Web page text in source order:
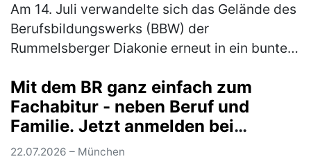
Am 14. Juli verwandelte sich das Gelände des
Berufsbildungswerks (BBW) der
Rummelsberger Diakonie erneut in ein buntes
verschiedenen Schulen waren der Einlad…
(mehr)
Mit dem BR ganz einfach zum
Fachabitur - neben Beruf und
Familie. Jetzt anmelden bei
"kolleg24"
22.07.2026 – München